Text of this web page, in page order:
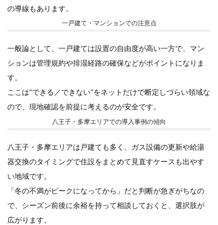
の導線もあります。
一戸建て・マンションでの注意点
一般論として、一戸建ては設置の自由度が高い一方で、マン
ションは管理規約や排湿経路の確保などがポイントになりま
す。
ここは“できる／できない”をネットだけで断定しづらい領域な
ので、現地確認を前提に考えるのが安全です。
八王子・多摩エリアでの導入事例の傾向
八王子・多摩エリアは戸建ても多く、ガス設備の更新や給湯
器交換のタイミングで住設をまとめて見直すケースも出やす
い地域です。
「冬の不満がピークになってから」だと判断が急ぎがちなの
で、シーズン前後に余裕を持って相談しておくと、選択肢が
広がります。